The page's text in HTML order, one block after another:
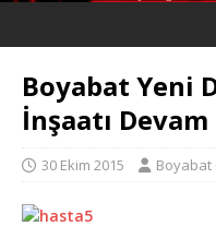
Boyabat Yeni
İnşaatı
30 Ekim 2015 Boyabat